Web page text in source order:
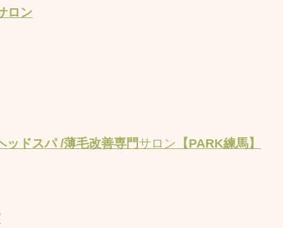
ロン
ッドスパ /薄毛改善専門サロン 【PARK練馬】